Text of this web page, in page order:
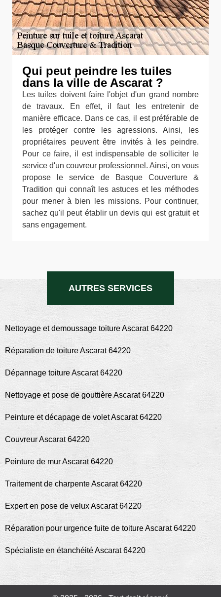
Qui peut peindre les tuiles
dans la ville de Ascarat ?
Les tuiles doivent faire l'objet d'un grand nombre
de travaux. En effet, il faut les entretenir de
manière efficace. Dans ce cas, il est préférable de
les protéger contre les agressions. Ainsi, les
propriétaires peuvent être invités à les peindre.
Pour ce faire, il est indispensable de solliciter le
service d'un couvreur professionnel. Ainsi, on vous
propose le service de Basque Couverture &
Tradition qui connaît les astuces et les méthodes
pour mener à bien les missions. Pour continuer,
sachez qu'il peut établir un devis qui est gratuit et
sans engagement.
AUTRES SERVICES
Nettoyage et demoussage toiture Ascarat 64220
Réparation de toiture Ascarat 64220
Dépannage toiture Ascarat 64220
Nettoyage et pose de gouttière Ascarat 64220
Peinture et décapage de volet Ascarat 64220
Couvreur Ascarat 64220
Peinture de mur Ascarat 64220
Traitement de charpente Ascarat 64220
Expert en pose de velux Ascarat 64220
Réparation pour urgence fuite de toiture Ascarat 64220
Spécialiste en étanchéité Ascarat 64220